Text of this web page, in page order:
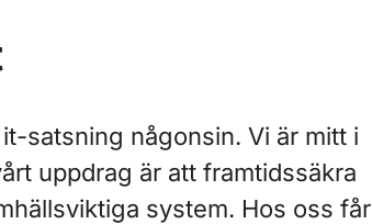
satsning någonsin. Vi är mitt i
uppdrag är att framtidssäkra
system. Hos oss får